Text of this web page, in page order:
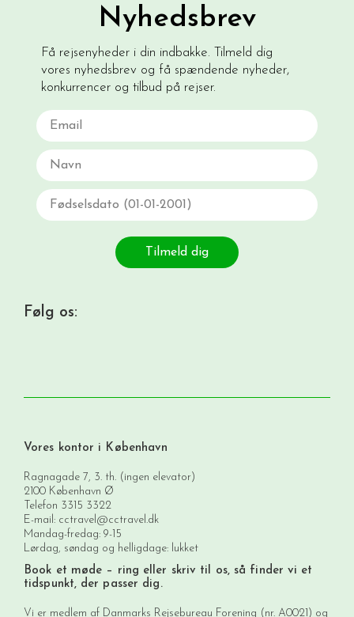
Nyhedsbrev
Få rejsenyheder i din indbakke. Tilmeld dig
vores nyhedsbrev og få spændende nyheder,
konkurrencer og tilbud på rejser.
Email
Navn
Fødselsdato
Tilmeld dig
Følg os:
Vores kontor i København
Ragnagade 7, 3. th. (ingen elevator)
2100 København Ø
Telefon 3315 3322
E-mail: cctravel@cctravel.dk
Mandag-fredag: 9-15
Lørdag, søndag og helligdage: lukket
Book et møde – ring eller skriv til os, så finder vi et
tidspunkt, der passer dig.
Vi er medlem af Danmarks Rejsebureau Forening (nr. A0021) og